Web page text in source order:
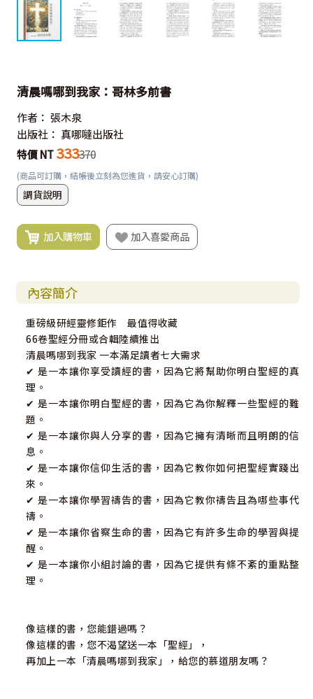
清晨嗎哪到我家：哥林多前書
作者： 張木泉
出版社： 真哪噠出版社
特價 NT 333370
(商品可訂購，結帳後立刻為您進貨，請安心訂購)
調貨說明
加入購物車 加入喜愛商品
內容簡介
重磅級研經靈修鉅作 最值得收藏
66卷聖經分冊或合輯陸續推出
清晨嗎哪到我家 一本滿足讀者七大需求
✔ 是一本讓你享受讀經的書，因為它將幫助你明白聖經的真
理。
✔ 是一本讓你明白聖經的書，因為它為你解釋一些聖經的難
題。
✔ 是一本讓你與人分享的書，因為它擁有清晰而且明朗的信
息。
✔ 是一本讓你信仰生活的書，因為它教你如何把聖經實踐出
來。
✔ 是一本讓你學習禱告的書，因為它教你禱告且為哪些事代
禱。
✔ 是一本讓你省察生命的書，因為它有許多生命的學習與提
醒。
✔ 是一本讓你小組討論的書，因為它提供有條不紊的重點整
理。
像這樣的書，您能錯過嗎？
像這樣的書，您不渴望送一本「聖經」，
再加上一本「清晨嗎哪到我家」，給您的慕道朋友嗎？